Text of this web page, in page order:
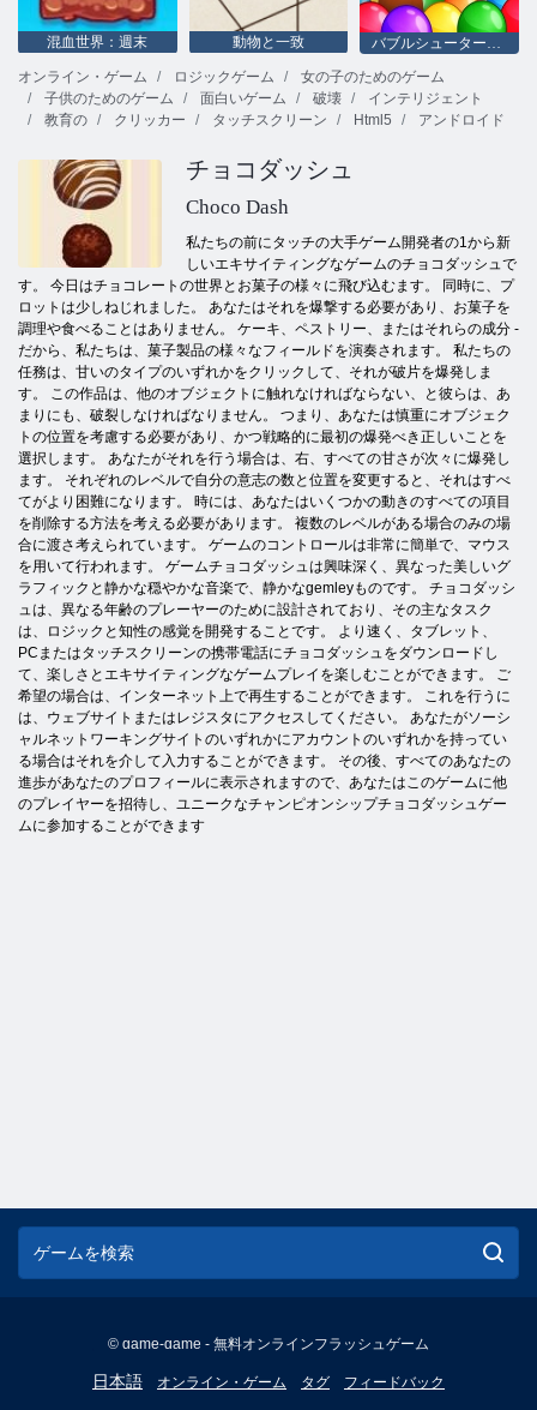
混血世界：週末 動物と一致
バブルシューター佐賀2
オンライン・ゲーム
ロジックゲーム
女の子のためのゲーム
子供のためのゲーム
面白いゲーム 破壊
インテリジェント
教育の
クリッカー タッチスクリーン Html5 アンドロイド
チョコダッシュ
Choco Dash
私たちの前にタッチの大手ゲーム開発者の1から新
しいエキサイティングなゲームのチョコダッシュで
す。 今日はチョコレートの世界とお菓子の様々に飛び込むます。 同時に、プ
ロットは少しねじれました。 あなたはそれを爆撃する必要があり、お菓子を
調理や食べることはありません。 ケーキ、ペストリー、またはそれらの成分 -
だから、私たちは、菓子製品の様々なフィールドを演奏されます。 私たちの
任務は、甘いのタイプのいずれかをクリックして、それが破片を爆発しま
す。 この作品は、他のオブジェクトに触れなければならない、と彼らは、あ
まりにも、破裂しなければなりません。 つまり、あなたは慎重にオブジェク
トの位置を考慮する必要があり、かつ戦略的に最初の爆発べき正しいことを
選択します。 あなたがそれを行う場合は、右、すべての甘さが次々に爆発し
ます。 それぞれのレベルで自分の意志の数と位置を変更すると、それはすべ
てがより困難になります。 時には、あなたはいくつかの動きのすべての項目
を削除する方法を考える必要があります。 複数のレベルがある場合のみの場
合に渡さ考えられています。 ゲームのコントロールは非常に簡単で、マウス
を用いて行われます。 ゲームチョコダッシュは興味深く、異なった美しいグ
ラフィックと静かな穏やかな音楽で、静かなgemleyものです。 チョコダッシ
ュは、異なる年齢のプレーヤーのために設計されており、その主なタスク
は、ロジックと知性の感覚を開発することです。 より速く、タブレット、
PCまたはタッチスクリーンの携帯電話にチョコダッシュをダウンロードし
て、楽しさとエキサイティングなゲームプレイを楽しむことができます。 ご
希望の場合は、インターネット上で再生することができます。 これを行うに
は、ウェブサイトまたはレジスタにアクセスしてください。 あなたがソーシ
ャルネットワーキングサイトのいずれかにアカウントのいずれかを持ってい
る場合はそれを介して入力することができます。 その後、すべてのあなたの
進歩があなたのプロフィールに表示されますので、あなたはこのゲームに他
のプレイヤーを招待し、ユニークなチャンピオンシップチョコダッシュゲー
ムに参加することができます
© game-game - 無料オンラインフラッシュゲーム
日本語
English
オンライン・ゲーム タグ フィードバック